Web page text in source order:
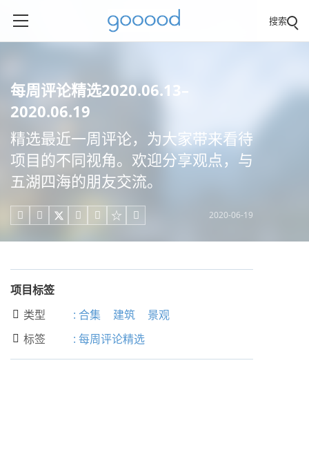
搜索
每周评论精选2020.06.13–
2020.06.19
精选最近一周评论，为大家带来看待
项目的不同视角。欢迎分享观点，与
五湖四海的朋友交流。
     2020-06-19
项目标签
 类型 : 合集 建筑 景观
 标签 : 每周评论精选